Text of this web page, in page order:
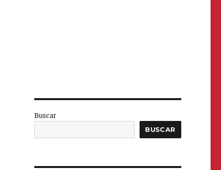
Buscar
BUSCAR